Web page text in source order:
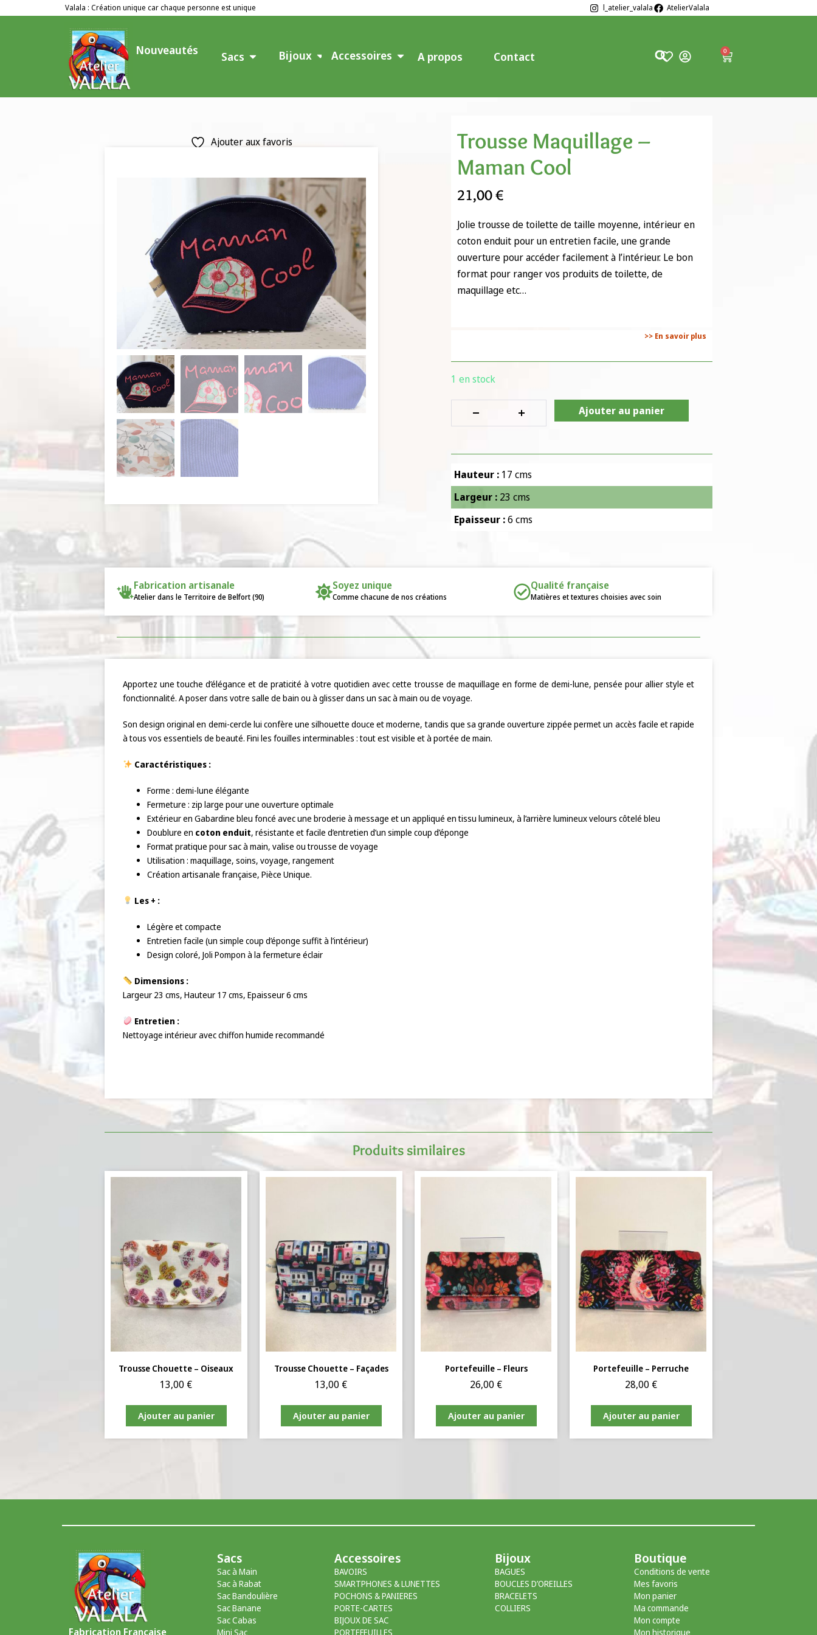
Valala : Création unique car chaque personne est unique l_atelier_valala AtelierValala
Nouveautés Sacs Bijoux Accessoires A propos Contact 0
Ajouter aux favoris
Trousse Maquillage –
Maman Cool
21,00€
Jolie trousse de toilette de taille moyenne, intérieur en
coton enduit pour un entretien facile, une grande
ouverture pour accéder facilement à l’intérieur. Le bon
format pour ranger vos produits de toilette, de
maquillage etc…
>> En savoir plus
1 en stock
Ajouter au panier
Hauteur : 17 cms
Largeur : 23 cms
Epaisseur :6 cms
Fabrication artisanale
Atelier dans le Territoire de Belfort (90)
Soyez unique
Comme chacune de nos créations
Qualité française
Matières et textures choisies avec soin
Apportez une touche d’élégance et de praticité à votre quotidien avec cette trousse de maquillage en forme de demi-lune, pensée pour allier style et
fonctionnalité. A poser dans votre salle de bain ou à glisser dans un sac à main ou de voyage.
Son design original en demi-cercle lui confère une silhouette douce et moderne, tandis que sa grande ouverture zippée permet un accès facile et rapide
à tous vos essentiels de beauté. Fini les fouilles interminables : tout est visible et à portée de main.
Caractéristiques :
Forme : demi-lune élégante
Fermeture : zip large pour une ouverture optimale
Extérieur en Gabardine bleu foncé avec une broderie à message et un appliqué en tissu lumineux, à l’arrière lumineux velours côtelé bleu
Doublure en coton enduit, résistante et facile d’entretien d’un simple coup d’éponge
Format pratique pour sac à main, valise ou trousse de voyage
Utilisation : maquillage, soins, voyage, rangement
Création artisanale française, Pièce Unique.
Les + :
Légère et compacte
Entretien facile (un simple coup d’éponge suffit à l’intérieur)
Design coloré, Joli Pompon à la fermeture éclair
Dimensions :
Largeur 23 cms, Hauteur 17 cms, Epaisseur 6 cms
Entretien :
Nettoyage intérieur avec chiffon humide recommandé
Produits similaires
Trousse Chouette – Oiseaux
13,00 €
Ajouter au panier
Trousse Chouette – Façades
13,00 €
Ajouter au panier
Portefeuille – Fleurs
26,00 €
Ajouter au panier
Portefeuille – Perruche
28,00 €
Ajouter au panier
Fabrication Française
Sacs
Sac à Main
Sac à Rabat
Sac Bandoulière
Sac Banane
Sac Cabas
Mini Sac
Accessoires
BAVOIRS
SMARTPHONES & LUNETTES
POCHONS & PANIERES
PORTE-CARTES
BIJOUX DE SAC
PORTEFEUILLES
Bijoux
BAGUES
BOUCLES D’OREILLES
BRACELETS
COLLIERS
Boutique
Conditions de vente
Mes favoris
Mon panier
Ma commande
Mon compte
Mon historique